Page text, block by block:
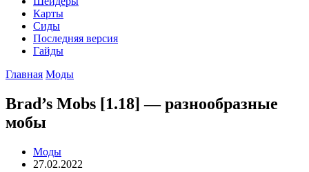
Карты
Сиды
Последняя версия
Гайды
Главная Моды
Brad’s Mobs [1.18] — разнообразные
мобы
Моды
27.02.2022